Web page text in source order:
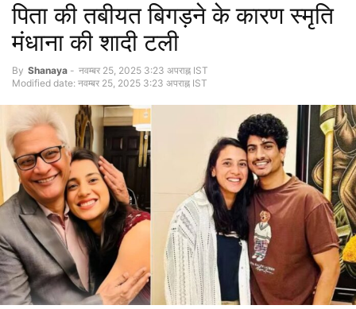
पिता की तबीयत बिगड़ने के कारण स्मृति
मंधाना की शादी टली
By Shanaya - नवम्बर 25, 2025 3:23 अपराह्न IST
Modified date: नवम्बर 25, 2025 3:23 अपराह्न IST